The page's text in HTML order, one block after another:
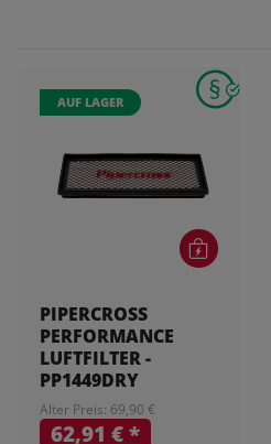
AUF LAGER
PIPERCROSS
PERFORMANCE
LUFTFILTER -
PP1449DRY
Alter Preis: 69,90 €
62,91 €*